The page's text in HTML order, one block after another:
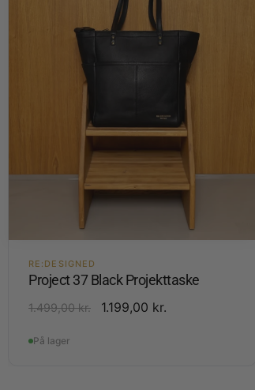
RE:DESIGNED
Project 37 Black Projekttaske
1.499,00kr. 1.199,00 kr.
På lager